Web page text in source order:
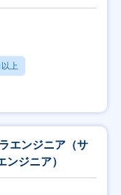
上
エンジニア（サ
ジニア）